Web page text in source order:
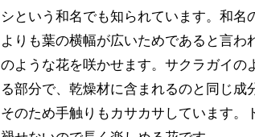
シという和名でも知られています。和
よりも葉の横幅が広いためであると言
のような花を咲かせます。サクラガイの
る部分で、乾燥材に含まれるのと同じ成
そのため手触りもカサカサしています